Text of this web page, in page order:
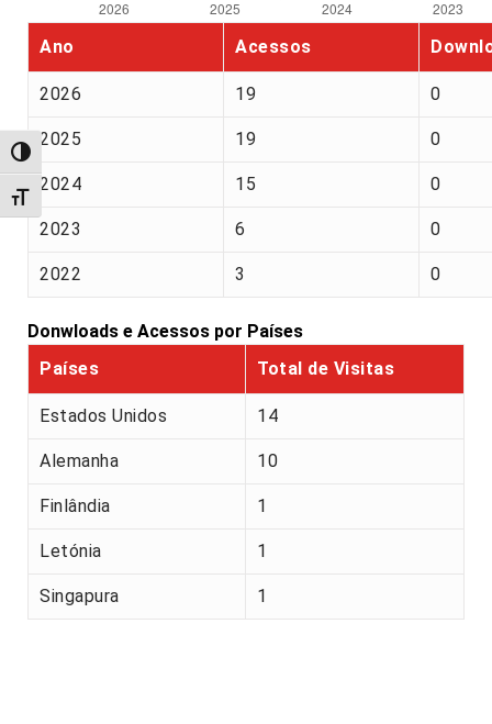
Alternar alto contraste
Alternar tamanho da fonte
Ano Acessos
2026 19 0
2025 19 0
2024 15 0
2023 6 0
2022 3 0
Donwloads e Acessos por Países
Países
Total de Visitas
Estados Unidos 14
Alemanha 10
Finlândia 1
Letónia 1
Singapura 1